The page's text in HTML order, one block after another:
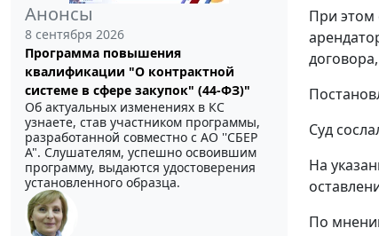
Анонсы
8 сентября 2026
Программа повышения
квалификации "О контрактной
системе в сфере закупок" (44-ФЗ)"
Об актуальных изменениях в КС
узнаете, став участником программы,
разработанной совместно с АО ''СБЕР
А". Слушателям, успешно освоившим
программу, выдаются удостоверения
установленного образца.
При этом
Суд
На
По